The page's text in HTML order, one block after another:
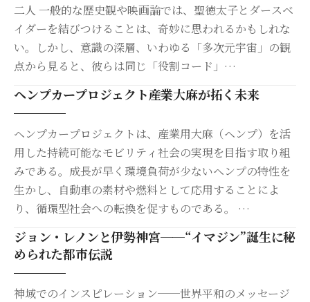
二人 一般的な歴史観や映画論では、聖徳太子とダースベ
イダーを結びつけることは、奇妙に思われるかもしれな
い。しかし、意識の深層、いわゆる「多次元宇宙」の観
点から見ると、彼らは同じ「役割コード」…
ヘンプカープロジェクト――産業大麻が拓く未来
ヘンプカープロジェクトは、産業用大麻（ヘンプ）を活
用した持続可能なモビリティ社会の実現を目指す取り組
みである。成長が早く環境負荷が少ないヘンプの特性を
生かし、自動車の素材や燃料として応用することによ
り、循環型社会への転換を促すものである。 …
ジョン・レノンと伊勢神宮──“イマジン”誕生に秘
められた都市伝説
神域でのインスピレーション──世界平和のメッセージ